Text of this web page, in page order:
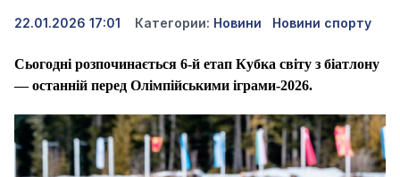
22.01.2026 17:01 Категории: Новини Новини спорту
Сьогодні розпочинається 6-й етап Кубка світу з біатлону
— останній перед Олімпійськими іграми-2026.